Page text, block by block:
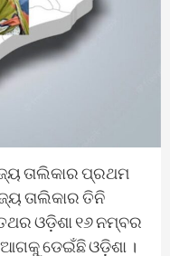
ତାଲିକାର ପ୍ରଥମ
ତାଲିକାର ତିନି
ଓଡ଼ିଶା ୧୬ ନମ୍ବର
ଆଗକୁ ଡେଇଁଛି ଓଡ଼ିଶା ।